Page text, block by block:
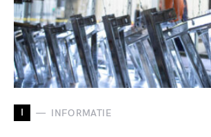
I INFORMATIE